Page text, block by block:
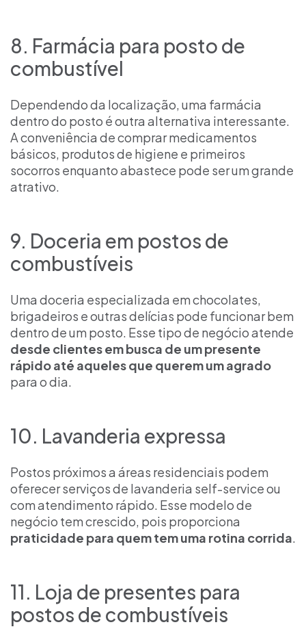
8. Farmácia para posto de
combustível
Dependendo da localização, uma farmácia
dentro do posto é outra alternativa interessante.
A conveniência de comprar medicamentos
básicos, produtos de higiene e primeiros
socorros enquanto abastece pode ser um grande
atrativo.
9. Doceria em postos de
combustíveis
Uma doceria especializada em chocolates,
brigadeiros e outras delícias pode funcionar bem
dentro de um posto. Esse tipo de negócio atende
desde clientes em busca de um presente
rápido até aqueles que querem um agrado
para o dia.
10. Lavanderia expressa
Postos próximos a áreas residenciais podem
oferecer serviços de lavanderia self-service ou
com atendimento rápido. Esse modelo de
negócio tem crescido, pois proporciona
praticidade para quem tem uma rotina corrida.
11. Loja de presentes para
postos de combustíveis